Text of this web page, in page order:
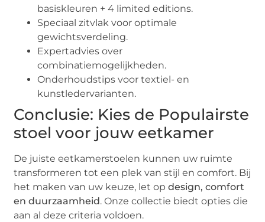
basiskleuren + 4 limited editions.
Speciaal zitvlak voor optimale
gewichtsverdeling.
Expertadvies over
combinatiemogelijkheden.
Onderhoudstips voor textiel- en
kunstledervarianten.
Conclusie: Kies de Populairste
stoel voor jouw eetkamer
De juiste eetkamerstoelen kunnen uw ruimte
transformeren tot een plek van stijl en comfort. Bij
het maken van uw keuze, let opdesign, comfort
en duurzaamheid . Onze collectie biedt opties die
aan al deze criteria voldoen.